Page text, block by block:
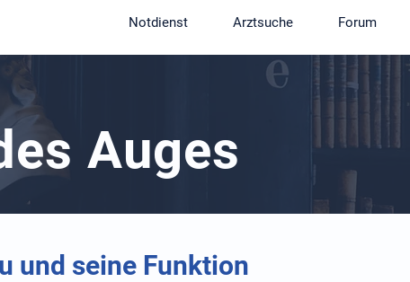
Notdienst Arztsuche Forum
Auges
und seine Funktion